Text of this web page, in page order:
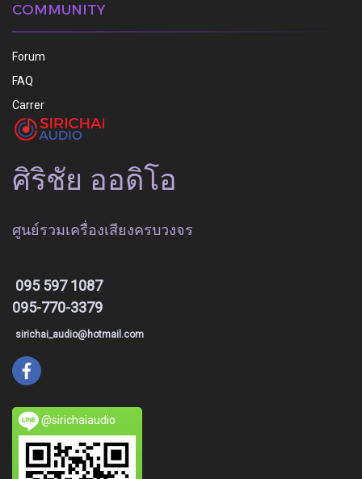
COMMUNITY
Forum
FAQ
Carrer
ศิริชัย ออดิโอ
ศูนย์รวมเครื่องเสียงครบวงจร
095 597 1087
095-770-3379
sirichai_audio@hotmail.com
@sirichaiaudio